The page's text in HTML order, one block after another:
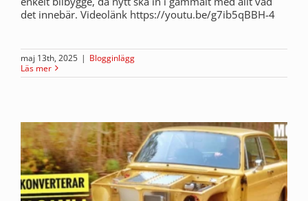
det innebär. Videolänk https://youtu.be/g7ib5qBBH-4
maj 13th, 2025 | Blogginlägg
Läs mer